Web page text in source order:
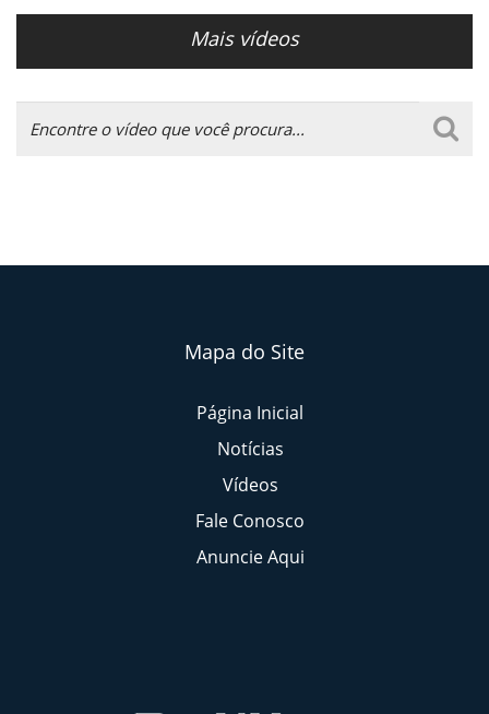
Mais vídeos
Mapa do Site
Página Inicial
Notícias
Vídeos
Fale Conosco
Anuncie Aqui